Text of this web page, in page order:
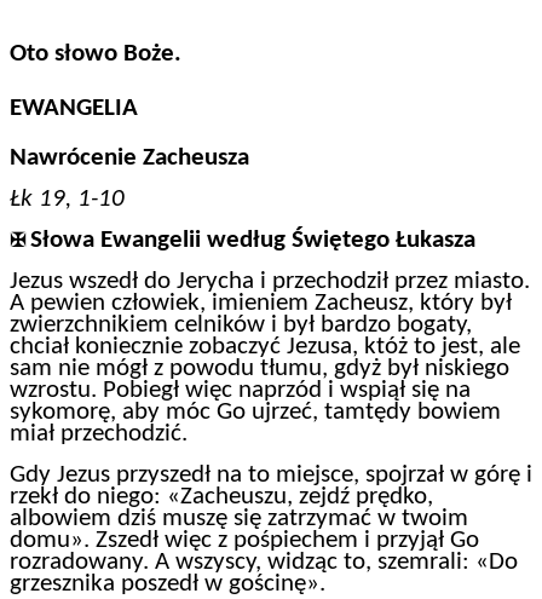
Oto słowo Boże.
EWANGELIA
Nawrócenie Zacheusza
Łk 19, 1-10
✠ Słowa Ewangelii według Świętego Łukasza
Jezus wszedł do Jerycha i przechodził przez miasto.
A pewien człowiek, imieniem Zacheusz, który był
zwierzchnikiem celników i był bardzo bogaty,
chciał koniecznie zobaczyć Jezusa, któż to jest, ale
sam nie mógł z powodu tłumu, gdyż był niskiego
wzrostu. Pobiegł więc naprzód i wspiął się na
sykomorę, aby móc Go ujrzeć, tamtędy bowiem
miał przechodzić.
Gdy Jezus przyszedł na to miejsce, spojrzał w górę i
rzekł do niego: «Zacheuszu, zejdź prędko,
albowiem dziś muszę się zatrzymać w twoim
domu». Zszedł więc z pośpiechem i przyjął Go
rozradowany. A wszyscy, widząc to, szemrali: «Do
grzesznika poszedł w gościnę».